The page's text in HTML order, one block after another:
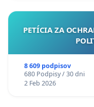
PETÍCIA ZA
8 609 podpisov
680 Podpisy / 30 dni
2 Feb 2026